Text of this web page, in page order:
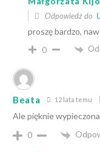
Odpowiedź do
proszę bardzo,
0
Beata 12 lata temu
Ale pięknie
0